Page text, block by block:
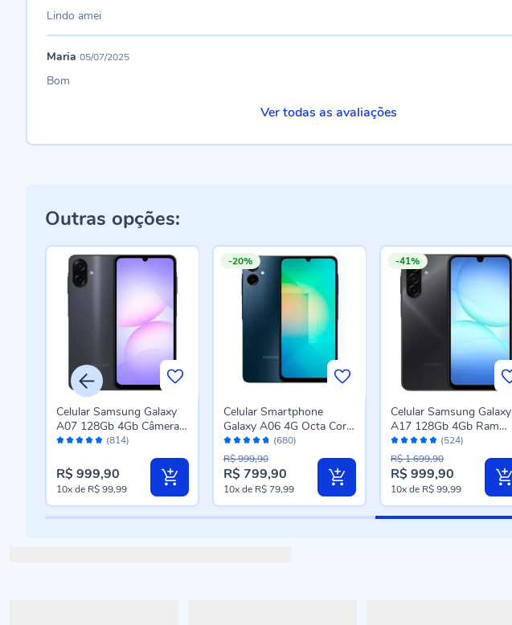
Lindo amei
Maria 05/07/2025
Bom
Ver todas as avaliações
Outras opções:
Avaliação: (814)
Celular Samsung Galaxy
A07 128Gb 4Gb Câmera
50Mp Tela 6.7 - PRETO
R$ 999,90
10xde R$ 99,99
-20%
Avaliação:
94%
(680)
Celular Smartphone
Galaxy A06 4G Octa Core
4Gb Ram 128Gb - Azul
Escuro
Preço
especial
R$ 799,90
R$ 999,90
10xde R$ 79,99
-41%
Avaliação:
96%
(524)
Celular Samsung Galaxy
A17 128Gb 4Gb Ram
50Mp Tela 6.7" Ip54 -
Preto
Preço
especial
R$ 999,90
R$ 1.699,90
10xde R$ 99,99